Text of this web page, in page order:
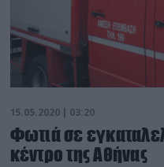
15.05.2020 | 03:20
Φωτιά σε
κέντρο της Αθήνας